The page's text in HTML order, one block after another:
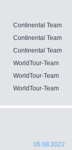
Continental Team
Continental Team
Continental Team
WorldTour-Team
WorldTour-Team
WorldTour-Team
05.08.2022